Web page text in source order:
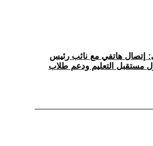
إتصال هاتفي مع نائب رئيس
مستقبل التعليم ودعم طلاب